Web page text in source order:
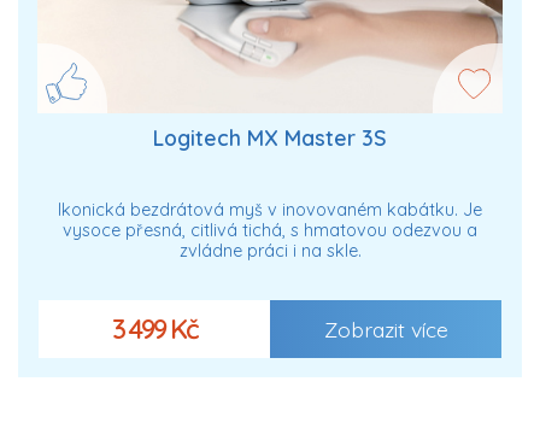
Logitech MX Master 3S
Ikonická bezdrátová myš v inovovaném kabátku. Je
vysoce přesná, citlivá tichá, s hmatovou odezvou a
zvládne práci i na skle.
3 499 Kč Zobrazit více